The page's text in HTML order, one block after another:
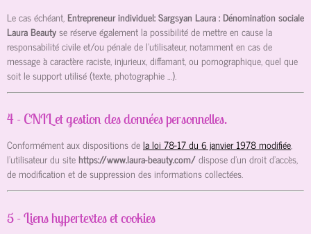
Le cas échéant, Entrepreneur individuel: Sargsyan Laura : Dénomination sociale
Laura Beautyse réserve également la possibilité de mettre en cause la
responsabilité civile et/ou pénale de l’utilisateur, notamment en cas de
message à caractère raciste, injurieux, diffamant, ou pornographique, quel que
soit le support utilisé (texte, photographie …).
4 - CNIL et gestion des données personnelles.
Conformément aux dispositions dela loi 78-17 du 6 janvier 1978 modifiée,
l’utilisateur du sitehttps://www.laura-beauty.com/dispose d’un droit d’accès,
de modification et de suppression des informations collectées.
5 - Liens hypertextes et cookies